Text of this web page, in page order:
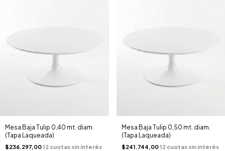
Mesa Baja Tulip 0,40 mt. diam.
(Tapa Laqueada)
$236.297,00
Mesa Baja Tulip 0,50 mt. diam.
(Tapa Laqueada)
$241.744,00